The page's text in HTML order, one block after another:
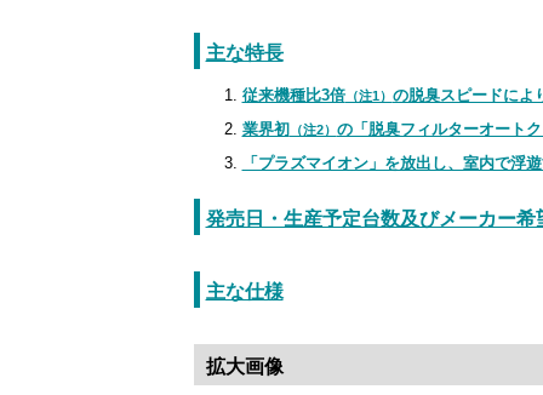
主な特長
従来機種比3倍（注1） の脱臭スピードによ
業界初 （注2） の「脱臭フィルターオート
「プラズマイオン」を放出し、室内で浮
発売日・生産予定台数及びメーカー希
主な仕様
拡大画像